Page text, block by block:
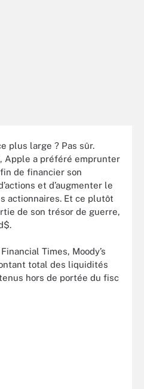
plus large ? Pas sûr.
Apple a préféré emprunter
de financier son
et d’augmenter le
actionnaires. Et ce plutôt
de son trésor de guerre,
Times, Moody’s
total des liquidités
hors de portée du fisc